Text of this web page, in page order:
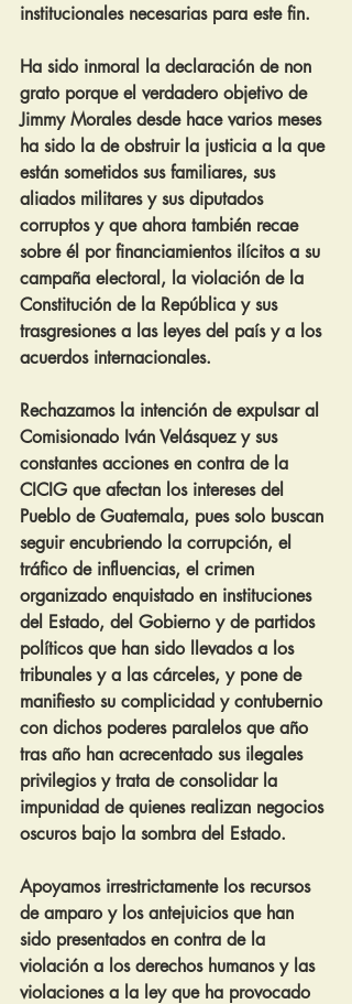
institucionales necesarias para este fin.
Ha sido inmoral la declaración de non
grato porque el verdadero objetivo de
Jimmy Morales desde hace varios meses
ha sido la de obstruir la justicia a la que
están sometidos sus familiares, sus
aliados militares y sus diputados
corruptos y que ahora también recae
sobre él por financiamientos ilícitos a su
campaña electoral, la violación de la
Constitución de la República y sus
trasgresiones a las leyes del país y a los
acuerdos internacionales.
Rechazamos la intención de expulsar al
Comisionado Iván Velásquez y sus
constantes acciones en contra de la
CICIG que afectan los intereses del
Pueblo de Guatemala, pues solo buscan
seguir encubriendo la corrupción, el
tráfico de influencias, el crimen
organizado enquistado en instituciones
del Estado, del Gobierno y de partidos
políticos que han sido llevados a los
tribunales y a las cárceles, y pone de
manifiesto su complicidad y contubernio
con dichos poderes paralelos que año
tras año han acrecentado sus ilegales
privilegios y trata de consolidar la
impunidad de quienes realizan negocios
oscuros bajo la sombra del Estado.
Apoyamos irrestrictamente los recursos
de amparo y los antejuicios que han
sido presentados en contra de la
violación a los derechos humanos y las
violaciones a la ley que ha provocado